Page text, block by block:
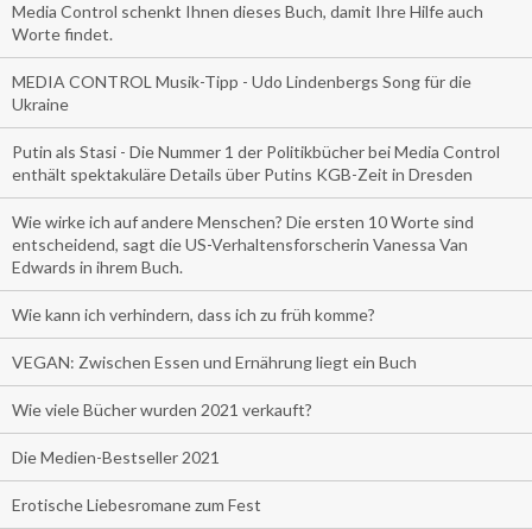
Media Control schenkt Ihnen dieses Buch, damit Ihre Hilfe auch
Worte findet.
MEDIA CONTROL Musik-Tipp - Udo Lindenbergs Song für die
Ukraine
Putin als Stasi - Die Nummer 1 der Politikbücher bei Media Control
enthält spektakuläre Details über Putins KGB-Zeit in Dresden
Wie wirke ich auf andere Menschen? Die ersten 10 Worte sind
entscheidend, sagt die US-Verhaltensforscherin Vanessa Van
Edwards in ihrem Buch.
Wie kann ich verhindern, dass ich zu früh komme?
VEGAN: Zwischen Essen und Ernährung liegt ein Buch
Wie viele Bücher wurden 2021 verkauft?
Die Medien-Bestseller 2021
Erotische Liebesromane zum Fest